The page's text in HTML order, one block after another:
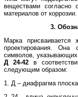
веществами согласно
материалов от коррозии.
3.
Марка
проектирования.
символов,
Д 24-42 в
следующим образом:
1. Д – диафрагма